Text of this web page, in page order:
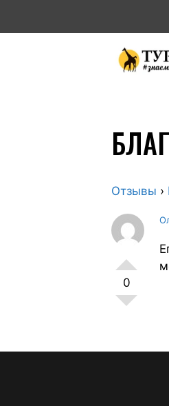
Отзывы ›
0